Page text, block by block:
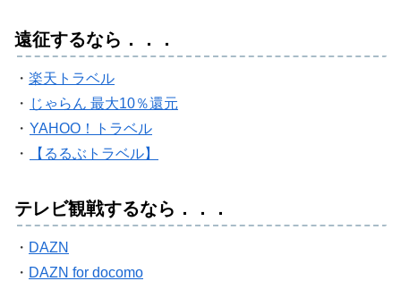
遠征するなら．．．
・ 楽天トラベル
・ じゃらん 最大10％還元
・ YAHOO！トラベル
・
【るるぶトラベル】
テレビ観戦するなら．．．
・ DAZN
・ DAZN for docomo